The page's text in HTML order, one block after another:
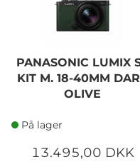
PANASONIC LUMIX
KIT M. 18-40MM
OLIVE
På lager
13.495,00 DKK